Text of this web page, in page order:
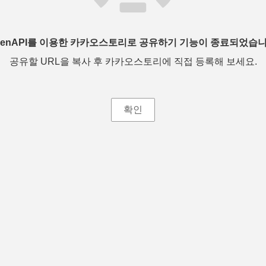
를 이용한 카카오스토리로 공유하기 기능이 종료되었습
공유할 URL을 복사 후 카카오스토리에 직접 등록해 보세요.
확인